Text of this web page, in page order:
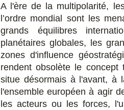
A l'ère de la multipolarité,
l’ordre mondial sont les
grands équilibres
planétaires globales, les
zones d'influence
rendent obsolète le
situe désormais à l'avant, à
l'ensemble européen à agir
les acteurs ou les forces,